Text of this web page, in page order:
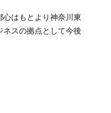
はもとより神奈川東
スの拠点として今後